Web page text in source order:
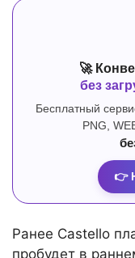
🚀
без
Бесплатный
PNG,
👉
Ранее Castello
пробудет в